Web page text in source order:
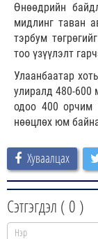
Өнөөдрийн
мидлинг таван
тэрбум
тоо үзүүлэлт
Улаанбаатар
улиралд 480-600
одоо 400 орчим
нөөцлөх юм
Хуваалцах
Сэтгэгдэл ( 0 )